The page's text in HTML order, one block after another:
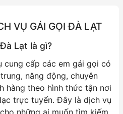
VỤ GÁI GỌI ĐÀ LẠT
Lạt là gì?
cung cấp các em gái gọi có
năng động, chuyên
hàng theo hình thức tận nơi
trực tuyến. Đây là dịch vụ